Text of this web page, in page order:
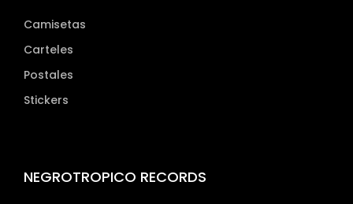
Camisetas
Carteles
Postales
Stickers
NEGROTROPICO RECORDS